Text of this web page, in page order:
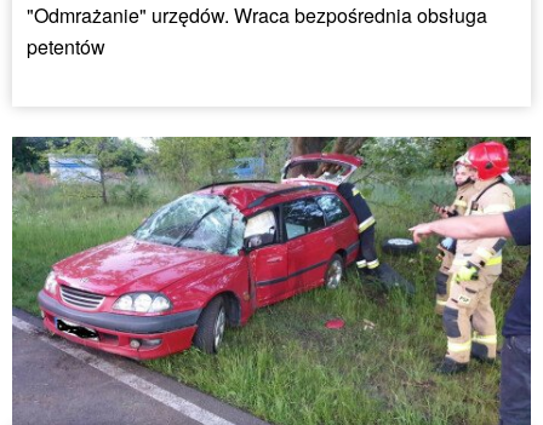
"Odmrażanie" urzędów. Wraca bezpośrednia obsługa
petentów